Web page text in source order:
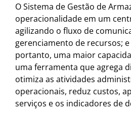
O Sistema de Gestão de
operacionalidade em um
agilizando o fluxo de
gerenciamento de recursos;
portanto, uma maior
uma ferramenta que agrega
otimiza as atividades
operacionais, reduz custos,
serviços e os indicadores de